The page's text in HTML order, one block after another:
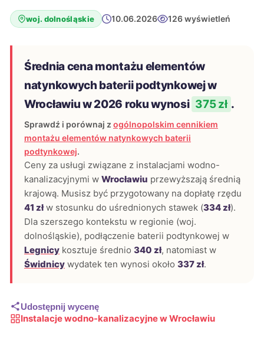
woj. dolnośląskie 10.06.2026 126 wyświetleń
Średnia cena montażu elementów
natynkowych baterii podtynkowej w
Wrocławiu w 2026 roku wynosi 375 zł .
Sprawdź i porównaj z ogólnopolskim cennikiem
montażu elementów natynkowych baterii
podtynkowej.
Ceny za usługi związane z instalacjami wodno-
kanalizacyjnymi w Wrocławiu przewyższają średnią
krajową. Musisz być przygotowany na dopłatę rzędu
41 złw stosunku do uśrednionych stawek (334 zł).
Dla szerszego kontekstu w regionie (woj.
dolnośląskie), podłączenie baterii podtynkowej w
Legnicy kosztuje średnio 340 zł, natomiast w
Świdnicy wydatek ten wynosi około 337 zł.
Udostępnij wycenę
Instalacje wodno-kanalizacyjne w Wrocławiu